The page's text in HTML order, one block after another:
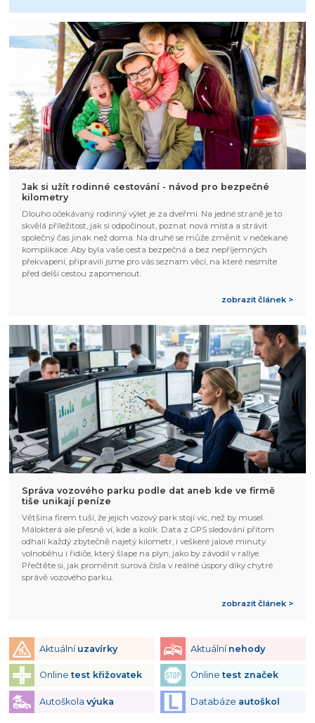
Jak si užít rodinné cestování - návod pro bezpečné
kilometry
Dlouho očekávaný rodinný výlet je za dveřmi. Na jedné straně je to
skvělá příležitost, jak si odpočinout, poznat nová místa a strávit
společný čas jinak než doma. Na druhé se může změnit v nečekané
komplikace. Aby byla vaše cesta bezpečná a bez nepříjemných
překvapení, připravili jsme pro vás seznam věcí, na které nesmíte
před delší cestou zapomenout.
zobrazit článek >
Správa vozového parku podle dat aneb kde ve firmě
tiše unikají peníze
Většina firem tuší, že jejich vozový park stojí víc, než by musel.
Málokterá ale přesně ví, kde a kolik. Data z GPS sledování přitom
odhalí každý zbytečně najetý kilometr, i veškeré jalové minuty
volnoběhu i řidiče, který šlape na plyn, jako by závodil v rallye.
Přečtěte si, jak proměnit surová čísla v reálné úspory díky chytré
správě vozového parku.
zobrazit článek >
Aktuální uzavírky Aktuální nehody
Onlinetest křižovatek Onlinetest značek
Autoškola výuka Databáze autoškol